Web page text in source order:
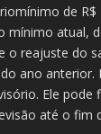
de R$
mínimo atual,
o reajuste do
ano
Ele pode
até o fim